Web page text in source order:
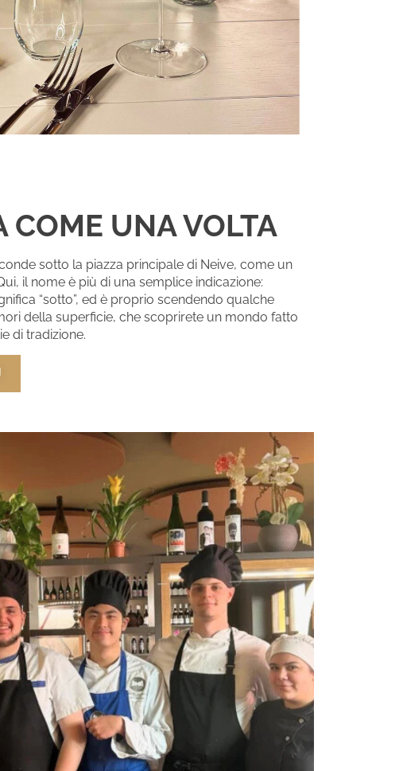
COME UNA VOLTA
sotto la piazza principale di Neive, come un
il nome è più di una semplice indicazione:
“sotto”, ed è proprio scendendo qualche
della superficie, che scoprirete un mondo fatto
di tradizione.